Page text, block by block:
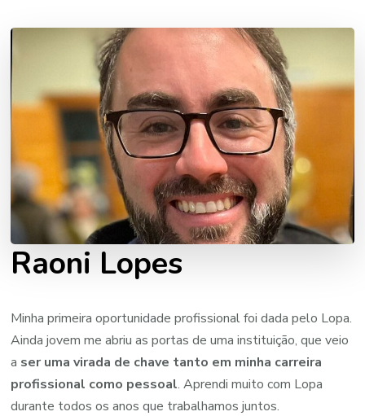
Raoni Lopes
Minha primeira oportunidade profissional foi dada pelo Lopa.
Ainda jovem me abriu as portas de uma instituição, que veio
a ser uma virada de chave tanto em minha carreira
profissional como pessoal. Aprendi muito com Lopa
durante todos os anos que trabalhamos juntos.